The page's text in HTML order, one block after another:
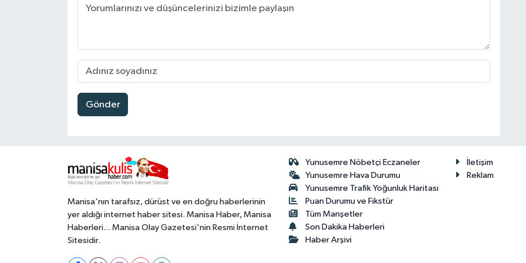
Gönder
Manisa'nın tarafsız, dürüst ve en doğru haberlerinin
yer aldığı internet haber sitesi. Manisa Haber, Manisa
Haberleri... Manisa Olay Gazetesi'nin Resmi İnternet
Sitesidir.
Yunusemre Nöbetçi Eczaneler
Yunusemre Hava Durumu
Yunusemre Trafik Yoğunluk Haritası
Puan Durumu ve Fikstür
Tüm Manşetler
Son Dakika Haberleri
Haber Arşivi
İletişim
Reklam